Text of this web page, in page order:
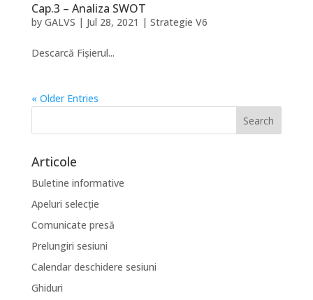
Cap.3 – Analiza SWOT
by GALVS | Jul 28, 2021 | Strategie V6
Descarcă Fișierul...
« Older Entries
Articole
Buletine informative
Apeluri selecție
Comunicate presă
Prelungiri sesiuni
Calendar deschidere sesiuni
Ghiduri